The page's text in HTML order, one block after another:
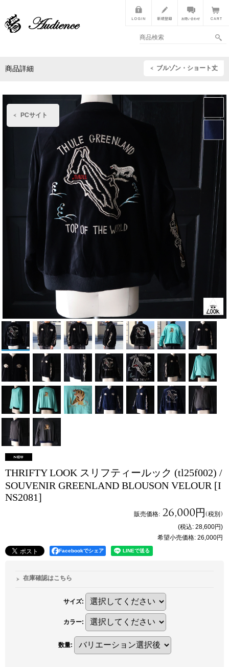
PCサイト
商品詳細 ブルゾン・ショート丈
THRIFTY LOOK スリフティールック (tl25f002) /
SOUVENIR GREENLAND BLOUSON VELOUR [I
NS2081]
販売価格: 26,000円(税別)
(税込: 28,600円)
希望小売価格: 26,000円
Facebookでシェア
在庫確認はこちら
サイズ:
カラー:
数量: